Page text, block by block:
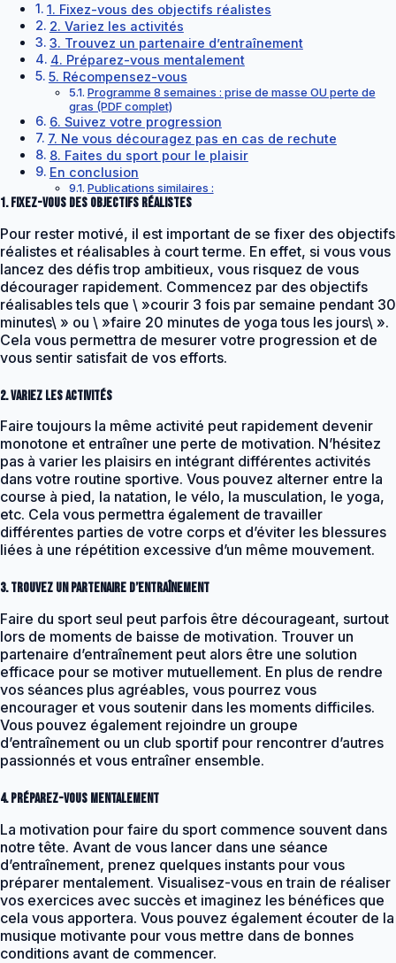
1. Fixez-vous des objectifs réalistes
2. Variez les activités
3. Trouvez un partenaire d’entraînement
4. Préparez-vous mentalement
5. Récompensez-vous
Programme 8 semaines : prise de masse OU perte de
gras (PDF complet)
6. Suivez votre progression
7. Ne vous découragez pas en cas de rechute
8. Faites du sport pour le plaisir
En conclusion
Publications similaires :
1. Fixez-vous des objectifs réalistes
Pour rester motivé, il est important de se fixer des objectifs
réalistes et réalisables à court terme. En effet, si vous vous
lancez des défis trop ambitieux, vous risquez de vous
décourager rapidement. Commencez par des objectifs
réalisables tels que \ »courir 3 fois par semaine pendant 30
minutes\ » ou \ »faire 20 minutes de yoga tous les jours\ ».
Cela vous permettra de mesurer votre progression et de
vous sentir satisfait de vos efforts.
2. Variez les activités
Faire toujours la même activité peut rapidement devenir
monotone et entraîner une perte de motivation. N’hésitez
pas à varier les plaisirs en intégrant différentes activités
dans votre routine sportive. Vous pouvez alterner entre la
course à pied, la natation, le vélo, la musculation, le yoga,
etc. Cela vous permettra également de travailler
différentes parties de votre corps et d’éviter les blessures
liées à une répétition excessive d’un même mouvement.
3. Trouvez un partenaire d’entraînement
Faire du sport seul peut parfois être décourageant, surtout
lors de moments de baisse de motivation. Trouver un
partenaire d’entraînement peut alors être une solution
efficace pour se motiver mutuellement. En plus de rendre
vos séances plus agréables, vous pourrez vous
encourager et vous soutenir dans les moments difficiles.
Vous pouvez également rejoindre un groupe
d’entraînement ou un club sportif pour rencontrer d’autres
passionnés et vous entraîner ensemble.
4. Préparez-vous mentalement
La motivation pour faire du sport commence souvent dans
notre tête. Avant de vous lancer dans une séance
d’entraînement, prenez quelques instants pour vous
préparer mentalement. Visualisez-vous en train de réaliser
vos exercices avec succès et imaginez les bénéfices que
cela vous apportera. Vous pouvez également écouter de la
musique motivante pour vous mettre dans de bonnes
conditions avant de commencer.